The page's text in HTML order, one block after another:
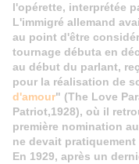
l'opérette, interprétée
L'immigré allemand
au point d'être
tournage débuta en
au début du parlant,
pour la réalisation de
d'amour" (The Love
Patriot,1928), où il
première nomination
ne devait
En 1929, après un